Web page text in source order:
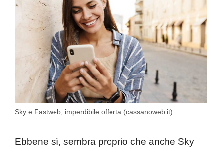
Sky e Fastweb, imperdibile offerta (cassanoweb.it)
Ebbene sì, sembra proprio che anche Sky